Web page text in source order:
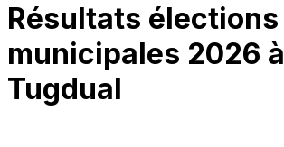
Résultats élections
municipales 2026 à
Tugdual